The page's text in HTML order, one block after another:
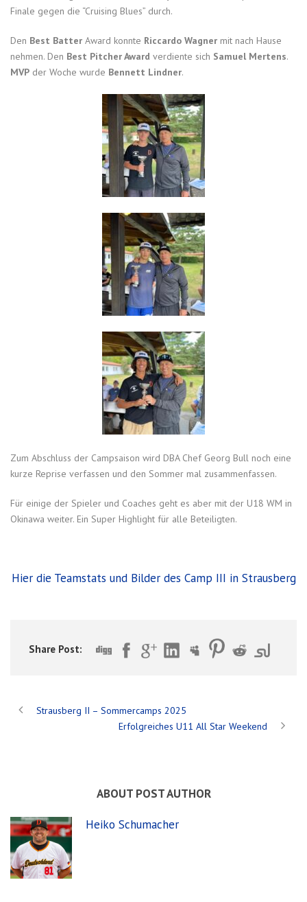
Finale gegen die “Cruising Blues” durch.
Den Best Batter Award konnte Riccardo Wagner mit nach Hause
nehmen. Den Best Pitcher Award verdiente sich Samuel Mertens.
MVP der Woche wurde Bennett Lindner.
Zum Abschluss der Campsaison wird DBA Chef Georg Bull noch eine
kurze Reprise verfassen und den Sommer mal zusammenfassen.
Für einige der Spieler und Coaches geht es aber mit der U18 WM in
Okinawa weiter. Ein Super Highlight für alle Beteiligten.
Hier die Teamstats und Bilder des Camp III in Strausberg
Share Post:
Strausberg II – Sommercamps 2025
Erfolgreiches U11 All Star Weekend
ABOUT POST AUTHOR
Heiko Schumacher